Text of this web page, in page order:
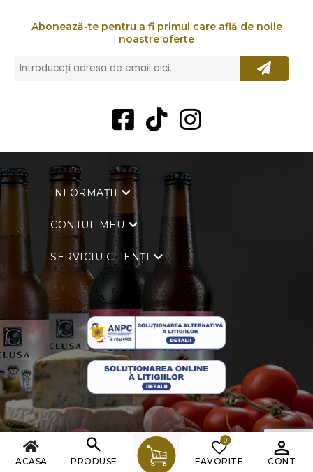
ACASA PRODUSE CONT
FAVORITE
0
Abonează-te pentru a fi primul care află de noile
noastre oferte
INFORMAȚII
CONTUL MEU
SERVICIU CLIENȚI
Copyright © 2026 Clusa. Toate drepturile rezervate.